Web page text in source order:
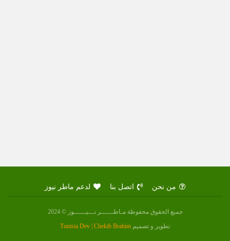
من نحن اتصل بنا لدعم ماطر نيوز
جميع الحقوق محفوظة مـاطــــــر نـــيــــــوز © 2024
تطوير و تصميم Tunisia Dev | Chekib Brahim